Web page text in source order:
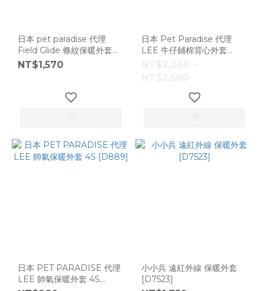
日本 pet paradise 代理
Field Glide 條紋保暖外套
[D5840]
NT$1,570
日本 Pet Paradise 代理
LEE 牛仔鋪棉背心外套
[D15039] 大狗
NT$2,280 ~
NT$2,580
日本 PET PARADISE 代理
LEE 帥氣保暖外套 4S
小小兵 遠紅外線 保暖外套
[D7523]